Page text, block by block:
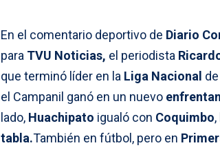
En el comentario deportivo de Diario
para TVU Noticias, el periodista
que terminó líder en la Liga Nacional de
el Campanil ganó en un nuevo
lado, Huachipato igualó con Coquimbo
tabla.También en fútbol, pero en